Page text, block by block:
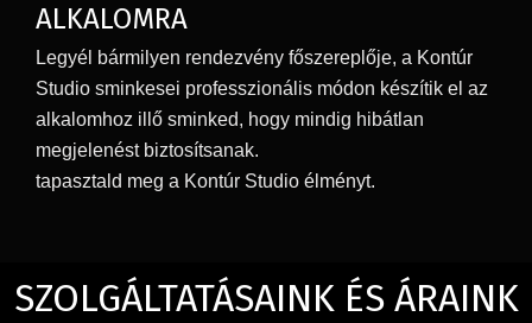
ALKALOMRA
Legyél bármilyen rendezvény főszereplője, a Kontúr
Studio sminkesei professzionális módon készítik el az
alkalomhoz illő sminked, hogy mindig hibátlan
megjelenést biztosítsanak.
tapasztald meg a Kontúr Studio élményt.
SZOLGÁLTATÁSAINK ÉS ÁRAINK